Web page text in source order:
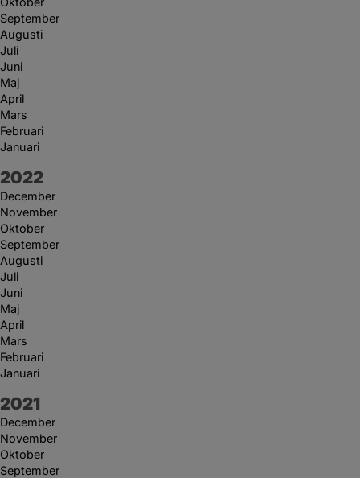
September
Augusti
Juli
Juni
Maj
April
Mars
Februari
Januari
År:
2022
December
November
Oktober
September
Augusti
Juli
Juni
Maj
April
Mars
Februari
Januari
År:
2021
December
November
Oktober
September